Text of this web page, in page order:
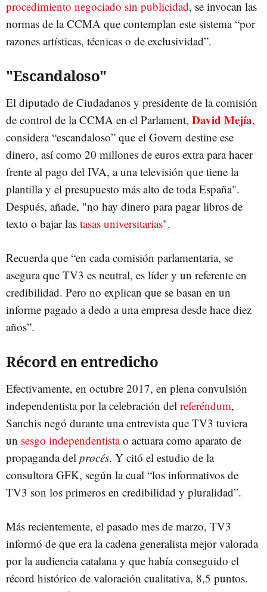
procedimiento negociado sin publicidad, se invocan las
normas de la CCMA que contemplan este sistema “por
razones artísticas, técnicas o de exclusividad”.
"Escandaloso"
El diputado de Ciudadanos y presidente de la comisión
de control de la CCMA en el Parlament, David Mejía,
considera “escandaloso” que el Govern destine ese
dinero, así como 20 millones de euros extra para hacer
frente al pago del IVA, a una televisión que tiene la
plantilla y el presupuesto más alto de toda España".
Después, añade, "no hay dinero para pagar libros de
texto o bajar las tasas universitarias".
Recuerda que “en cada comisión parlamentaria, se
asegura que TV3 es neutral, es líder y un referente en
credibilidad. Pero no explican que se basan en un
informe pagado a dedo a una empresa desde hace diez
años”.
Récord en entredicho
Efectivamente, en octubre 2017, en plena convulsión
independentista por la celebración del referéndum,
Sanchis negó durante una entrevista que TV3 tuviera
un sesgo independentistao actuara como aparato de
propaganda del procés. Y citó el estudio de la
consultora GFK, según la cual “los informativos de
TV3 son los primeros en credibilidad y pluralidad”.
Más recientemente, el pasado mes de marzo, TV3
informó de que era la cadena generalista mejor valorada
por la audiencia catalana y que había conseguido el
récord histórico de valoración cualitativa, 8,5 puntos.